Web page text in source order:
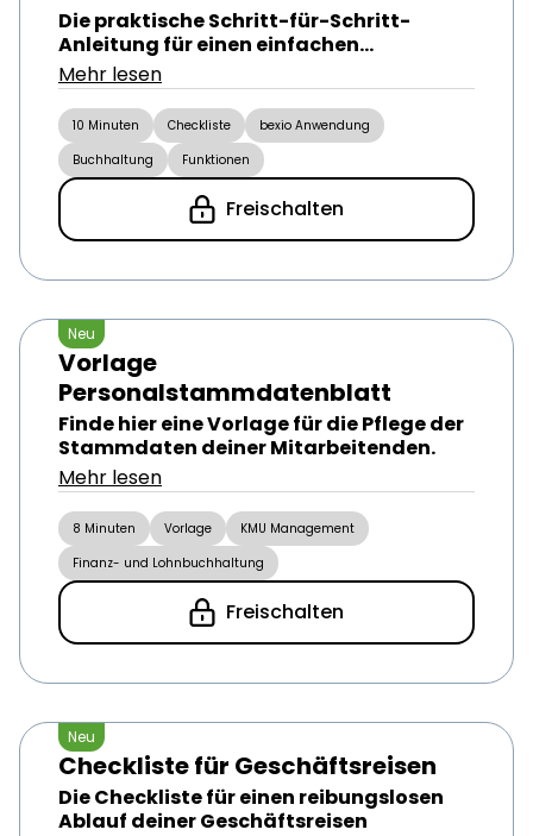
Die praktische Schritt-für-Schritt-
Anleitung für einen einfachen
Jahresabschluss in bexio.
Mehr lesen
10 Minuten Checkliste
bexio Anwendung
Buchhaltung
Funktionen
Freischalten
Neu
Vorlage
Personalstammdatenblatt
Finde hier eine Vorlage für die Pflege der
Stammdaten deiner Mitarbeitenden.
Mehr lesen
8 Minuten Vorlage
KMU Management
Finanz- und Lohnbuchhaltung
Freischalten
Neu
Checkliste für Geschäftsreisen
Die Checkliste für einen reibungslosen
Ablauf deiner Geschäftsreisen